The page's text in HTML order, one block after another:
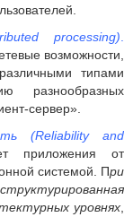
processing)
возможности,
типами
разнообразных
сервер».
(Reliability and
приложения от
системой. При
уровнях